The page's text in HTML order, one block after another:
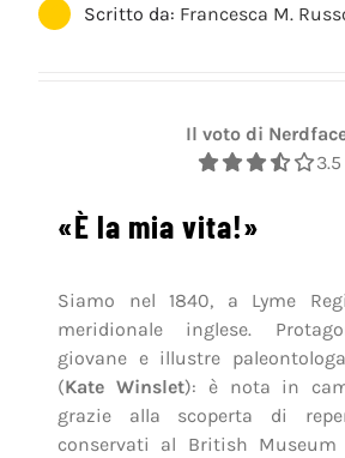
Scritto da: Francesca M.
Il voto di
3.5
«È la mia vita!»
Siamo nel 1840, a Lyme
meridionale inglese.
giovane e illustre
(Kate Winslet): è nota in
grazie alla scoperta di
conservati al British